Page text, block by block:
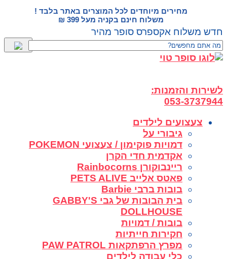
מחירים מיוחדים לכל המוצרים באתר בלבד !
משלוח חינם בקניה מעל 399 ₪
חדש משלוח אקספרס סופר מהיר
לשירות והזמנות:
053-3737944
צעצועים לילדים
גיבורי על
דמויות פוקימון / צעצועי POKEMON
אקדמית חדי הקרן
ריינבוקורן Rainbocorns
פאטס אלייב PETS ALIVE
בובות ברבי Barbie
בית הבובות של גבי GABBY'S
DOLLHOUSE
בובות / דמויות
חקירות חייתיות
מפרץ הרפתקאות PAW PATROL
כלי עבודה לילדים